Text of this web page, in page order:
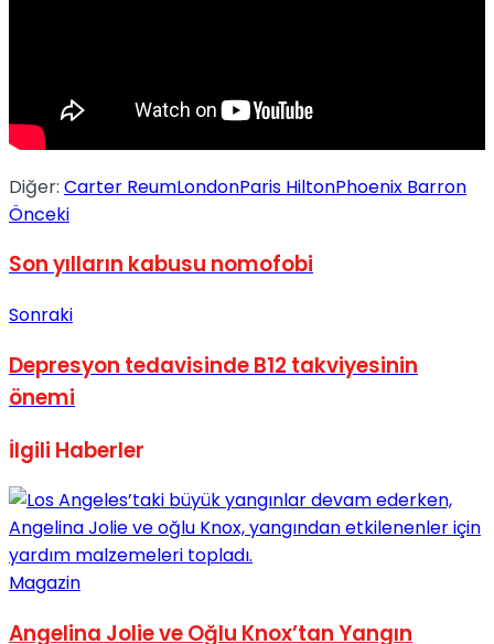
No Result
Diğer: Carter ReumLondonParis HiltonPhoenix Barron
Önceki
Son yılların kabusu nomofobi
Sonraki
Depresyon tedavisinde B12 takviyesinin
önemi
İlgili Haberler
Magazin
Angelina Jolie ve Oğlu Knox’tan Yangın